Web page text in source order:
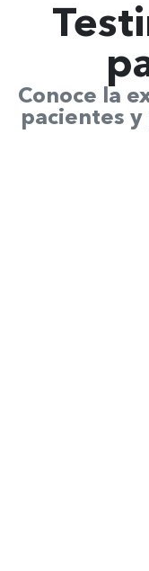
Conoce la
pacientes